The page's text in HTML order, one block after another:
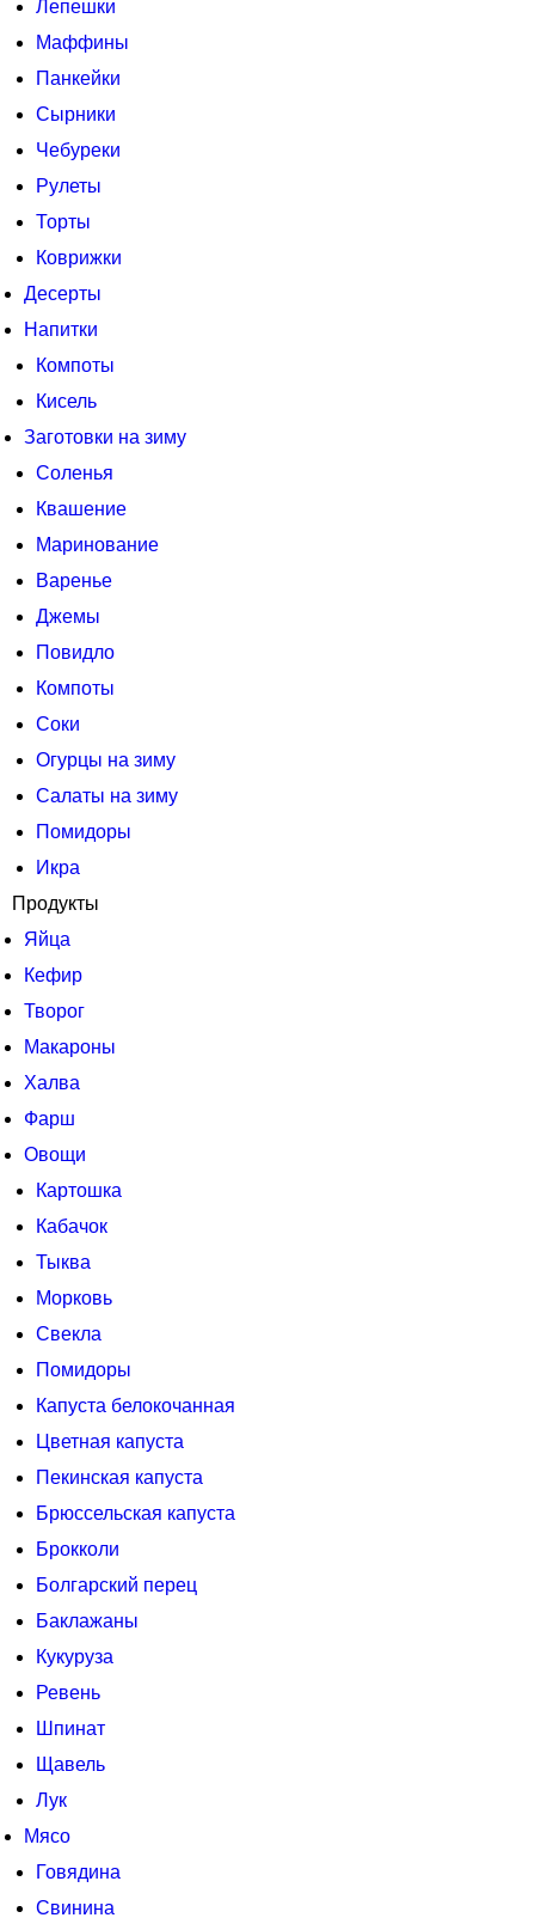
Лепешки
Маффины
Панкейки
Сырники
Чебуреки
Рулеты
Торты
Коврижки
Десерты
Напитки
Компоты
Кисель
Заготовки на зиму
Соленья
Квашение
Маринование
Варенье
Джемы
Повидло
Компоты
Соки
Огурцы на зиму
Салаты на зиму
Помидоры
Икра
Продукты
Яйца
Кефир
Творог
Макароны
Халва
Фарш
Овощи
Картошка
Кабачок
Тыква
Морковь
Свекла
Помидоры
Капуста белокочанная
Цветная капуста
Пекинская капуста
Брюссельская капуста
Брокколи
Болгарский перец
Баклажаны
Кукуруза
Ревень
Шпинат
Щавель
Лук
Мясо
Говядина
Свинина